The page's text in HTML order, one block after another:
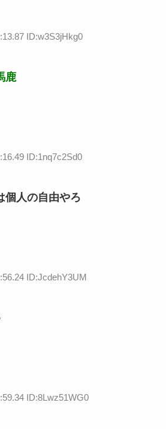
ID:w3S3jHkg0
鹿
ID:1nq7c2Sd0
個人の自由やろ
ID:JcdehY3UM
ID:8Lwz51WG0